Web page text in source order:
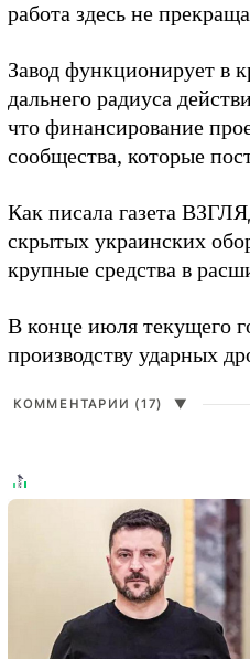
работа здесь не
Завод функционирует в
дальнего радиуса
что финансирование
сообщества, которые
Как писала газета
скрытых украинских
крупные средства в
В конце июля текущего
производству ударных
КОММЕНТАРИИ (17) ▼